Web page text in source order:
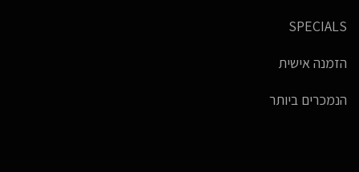
SPECIALS
הזמנה אישית
הנמכרים ביותר